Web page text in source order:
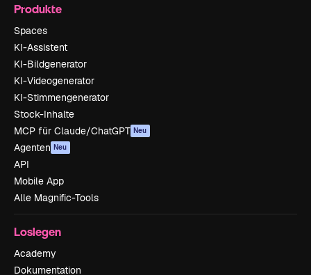
Produkte
Spaces
KI-Assistent
KI-Bildgenerator
KI-Videogenerator
KI-Stimmengenerator
Stock-Inhalte
MCP für Claude/ChatGPT Neu
Agenten Neu
API
Mobile App
Alle Magnific-Tools
Loslegen
Academy
Dokumentation